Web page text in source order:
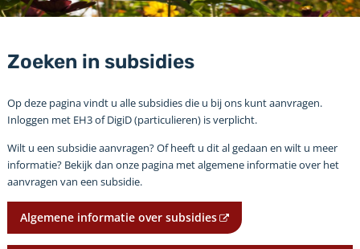
Zoeken in subsidies
Op deze pagina vindt u alle subsidies die u bij ons kunt aanvragen.
Inloggen met EH3 of DigiD (particulieren) is verplicht.
Wilt u een subsidie aanvragen? Of heeft u dit al gedaan en wilt u meer
informatie? Bekijk dan onze pagina met algemene informatie over het
aanvragen van een subsidie.
Algemene informatie over subsidies